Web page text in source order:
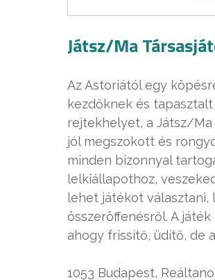
Játsz/Ma
Az Astoriától egy
kezdőknek és
rejtekhelyet, a Játsz/
jól megszokott és
minden bizonnyal
lelkiállapothoz,
lehet játékot választani,
összeröffenésről. A
ahogy frissítő, üdítő, de
1053 Budapest,